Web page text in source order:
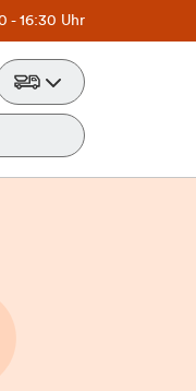
- 16:30 Uhr